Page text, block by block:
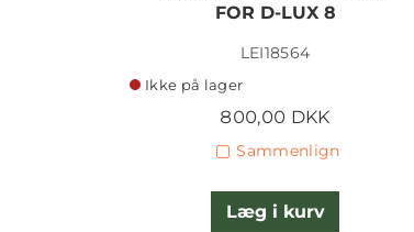
FOR D-LUX 8
LEI18564
Ikke på lager
800,00 DKK
Sammenlign
Læg i kurv